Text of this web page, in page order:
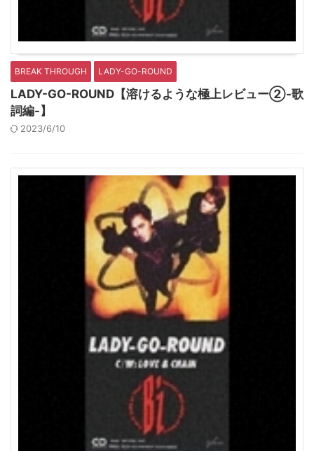
BREAK THROUGH LADY-GO-ROUND
LADY-GO-ROUND【溶けるような極上レビュー②-歌
詞編-】
2023/6/10